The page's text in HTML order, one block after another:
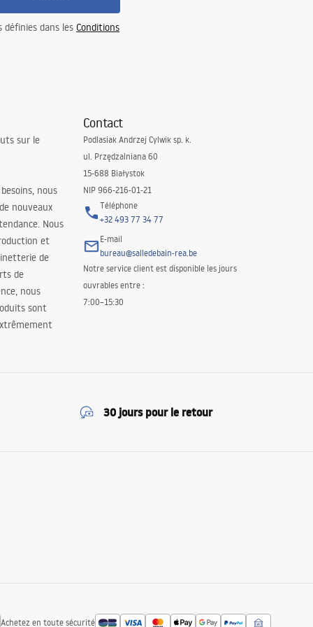
dans les Conditions
sur le
nous
nouveaux
Nous
et
de
de
nous
sont
Contact
Podlasiak Andrzej Cylwik sp. k.
ul. Przędzalniana 60
15-688 Białystok
NIP 966-216-01-21
Téléphone
+32 493 77 34 77
E-mail
bureau@salledebain-rea.be
Notre service client est disponible les jours
ouvrables entre :
7:00–15:30
30 jours pour le retour
Achetez en toute sécurité